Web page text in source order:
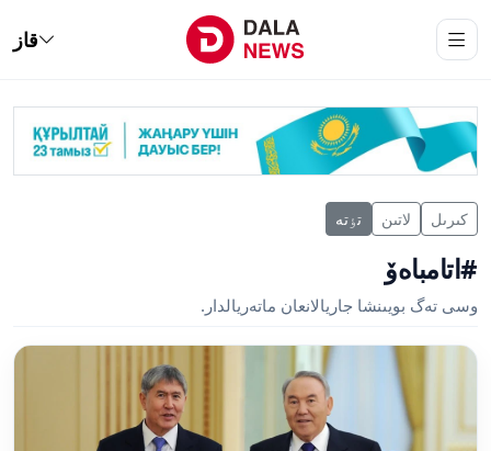
قاز
كىرىل لاتىن تٶتە
#اتامباەۆ
وسى تەگ بويىنشا جاريالانعان ماتەريالدار.